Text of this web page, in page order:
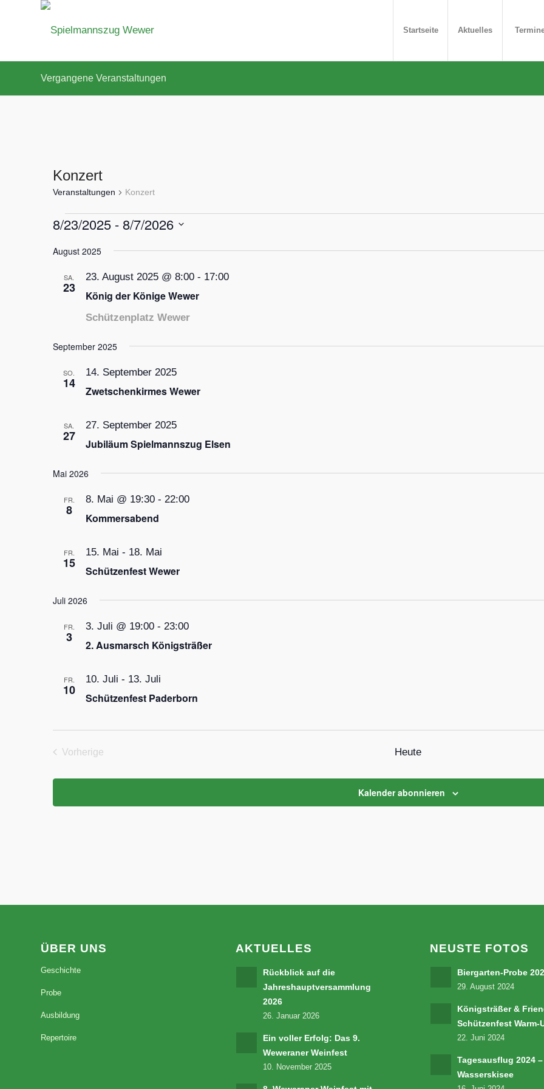
Startseite Aktuelles
Vergangene Veranstaltungen
Konzert
Veranstaltungen Konzert
Veranstaltungen
8/23/2025 - 8/7/2026
wählen.
August 2025
SA.
23
König der Könige Wewer
23. August 2025 @ 8:00- 17:00
Schützenplatz Wewer
September 2025
SO.
14
Zwetschenkirmes Wewer
14. September 2025
SA.
27
Jubiläum Spielmannszug Elsen
27. September 2025
Mai 2026
FR.
8
Kommersabend
8. Mai @ 19:30- 22:00
FR.
15
Schützenfest Wewer
15. Mai - 18. Mai
Juli 2026
FR.
3
2. Ausmarsch Königsträßer
3. Juli @ 19:00- 23:00
FR.
10
Schützenfest Paderborn
10. Juli - 13. Juli
Vorherige
Heute
Kalender abonnieren
ÜBER UNS
Geschichte
Probe
Ausbildung
Repertoire
AKTUELLES
Rückblick auf die
Jahreshauptversammlung
2026
26. Januar 2026
Ein voller Erfolg: Das 9.
Weweraner Weinfest
10. November 2025
NEUSTE FOTOS
Biergarten-Probe
29. August 2024
Königsträßer &
Schützenfest Warm-
22. Juni 2024
Tagesausflug 2024 –
Wasserskisee